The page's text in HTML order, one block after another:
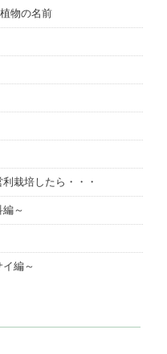
物の名前
栽培したら・・・
～
編～